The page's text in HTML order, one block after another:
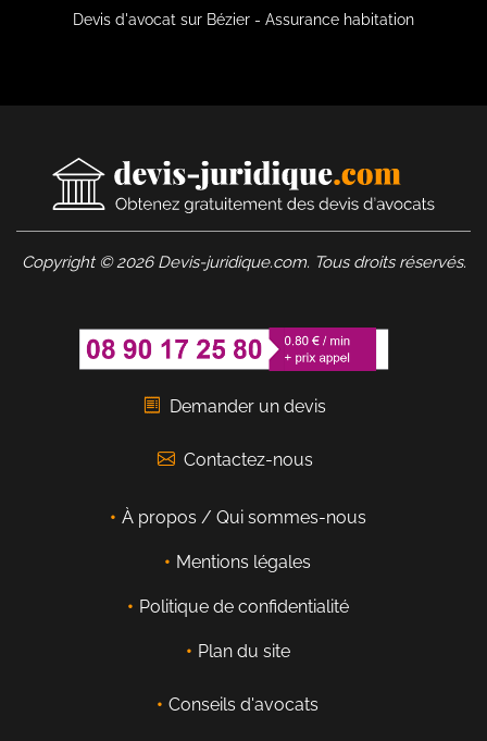
Devis d'avocat sur Bézier - Assurance habitation
Copyright © 2026 Devis-juridique.com. Tous droits réservés.
Demander un devis
Contactez-nous
À propos / Qui sommes-nous
Mentions légales
Politique de confidentialité
Plan du site
Conseils d'avocats